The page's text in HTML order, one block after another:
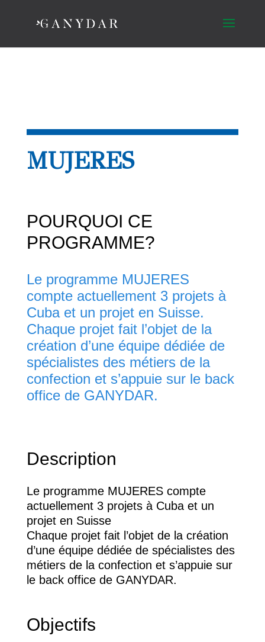
MUJERES
POURQUOI CE
PROGRAMME?
Le programme MUJERES
compte actuellement 3 projets à
Cuba et un projet en Suisse.
Chaque projet fait l’objet de la
création d’une équipe dédiée de
spécialistes des métiers de la
confection et s’appuie sur le back
office de GANYDAR.
Description
Le programme MUJERES compte
actuellement 3 projets à Cuba et un
projet en Suisse
Chaque projet fait l’objet de la création
d’une équipe dédiée de spécialistes des
métiers de la confection et s’appuie sur
le back office de GANYDAR.
Objectifs